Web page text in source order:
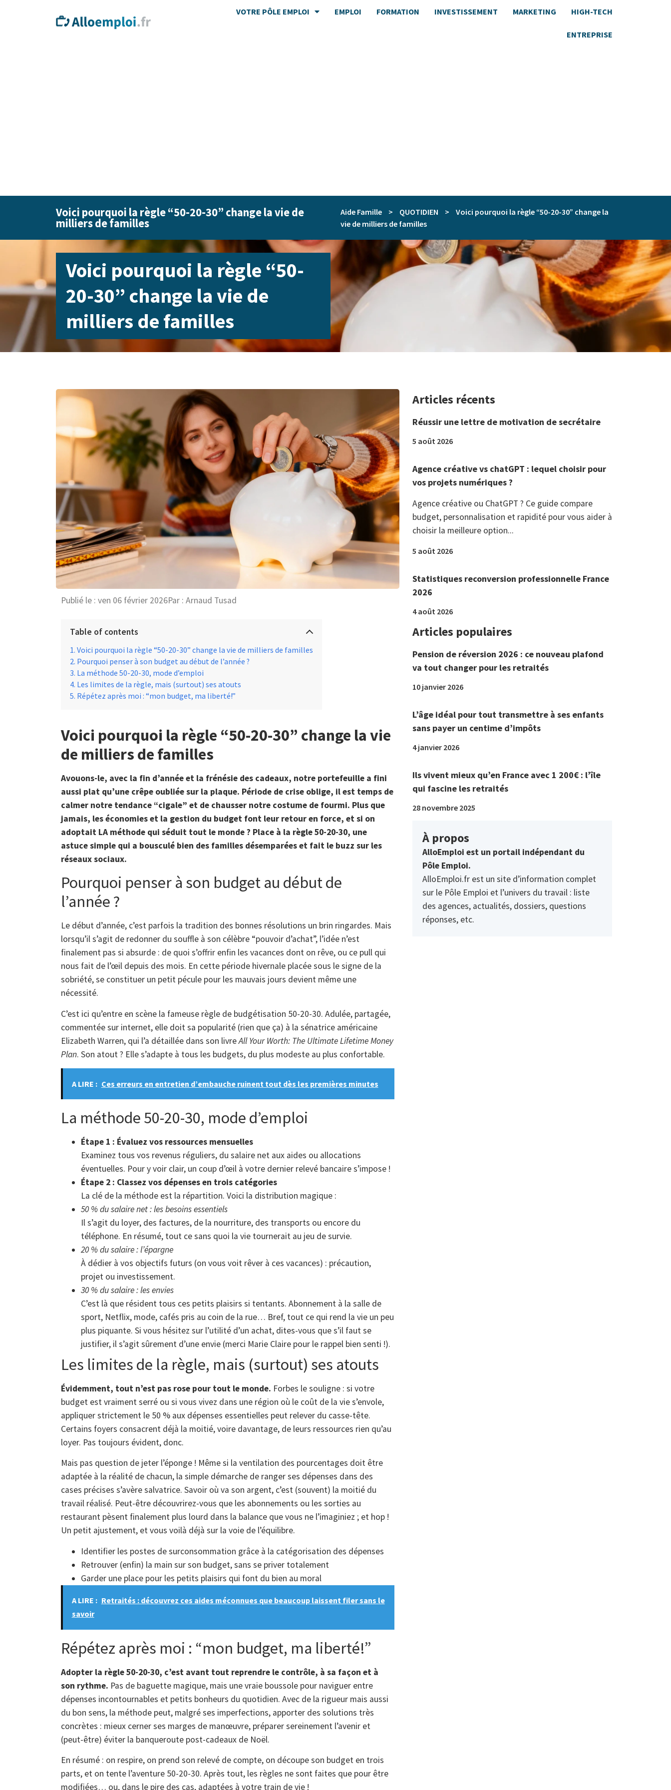
VOTRE PÔLE EMPLOI EMPLOI FORMATION INVESTISSEMENT MARKETING HIGH-TECH
ENTREPRISE
Voici pourquoi la règle “50-20-30” change la vie de
milliers de familles
Aide Famille > QUOTIDIEN >
Voici pourquoi la règle “50-20-30” change la
vie de milliers de familles
Voici pourquoi la règle “50-
20-30” change la vie de
milliers de familles
Publié le : ven 06 février 2026Par : Arnaud Tusad
Table of contents
Voici pourquoi la règle “50-20-30” change la vie de milliers de familles
Pourquoi penser à son budget au début de l’année ?
La méthode 50-20-30, mode d’emploi
Les limites de la règle, mais (surtout) ses atouts
Répétez après moi : “mon budget, ma liberté!”
Voici pourquoi la règle “50-20-30” change la vie
de milliers de familles
Avouons-le, avec la fin d’année et la frénésie des cadeaux, notre portefeuille a fini
aussi plat qu’une crêpe oubliée sur la plaque. Période de crise oblige, il est temps de
calmer notre tendance “cigale” et de chausser notre costume de fourmi. Plus que
jamais, les économies et la gestion du budget font leur retour en force, et si on
adoptait LA méthode qui séduit tout le monde ? Place à la règle 50-20-30, une
astuce simple qui a bousculé bien des familles désemparées et fait le buzz sur les
réseaux sociaux.
Pourquoi penser à son budget au début de
l’année ?
Le début d’année, c’est parfois la tradition des bonnes résolutions un brin ringardes. Mais
lorsqu’il s’agit de redonner du souffle à son célèbre “pouvoir d’achat”, l’idée n’est
finalement pas si absurde : de quoi s’offrir enfin les vacances dont on rêve, ou ce pull qui
nous fait de l’œil depuis des mois. En cette période hivernale placée sous le signe de la
sobriété, se constituer un petit pécule pour les mauvais jours devient même une
nécessité.
C’est ici qu’entre en scène la fameuse règle de budgétisation 50-20-30. Adulée, partagée,
commentée sur internet, elle doit sa popularité (rien que ça) à la sénatrice américaine
Elizabeth Warren, qui l’a détaillée dans son livreAll Your Worth: The Ultimate Lifetime Money
Plan. Son atout ? Elle s’adapte à tous les budgets, du plus modeste au plus confortable.
A LIRE : Ces erreurs en entretien d’embauche ruinent tout dès les premières minutes
La méthode 50-20-30, mode d’emploi
Étape 1 : Évaluez vos ressources mensuelles
Examinez tous vos revenus réguliers, du salaire net aux aides ou allocations
éventuelles. Pour y voir clair, un coup d’œil à votre dernier relevé bancaire s’impose !
Étape 2 : Classez vos dépenses en trois catégories
La clé de la méthode est la répartition. Voici la distribution magique :
50 % du salaire net : les besoins essentiels
Il s’agit du loyer, des factures, de la nourriture, des transports ou encore du
téléphone. En résumé, tout ce sans quoi la vie tournerait au jeu de survie.
20 % du salaire : l’épargne
À dédier à vos objectifs futurs (on vous voit rêver à ces vacances) : précaution,
projet ou investissement.
30 % du salaire : les envies
C’est là que résident tous ces petits plaisirs si tentants. Abonnement à la salle de
sport, Netflix, mode, cafés pris au coin de la rue… Bref, tout ce qui rend la vie un peu
plus piquante. Si vous hésitez sur l’utilité d’un achat, dites-vous que s’il faut se
justifier, il s’agit sûrement d’une envie (merci Marie Claire pour le rappel bien senti !).
Les limites de la règle, mais (surtout) ses atouts
Évidemment, tout n’est pas rose pour tout le monde. Forbes le souligne : si votre
budget est vraiment serré ou si vous vivez dans une région où le coût de la vie s’envole,
appliquer strictement le 50 % aux dépenses essentielles peut relever du casse-tête.
Certains foyers consacrent déjà la moitié, voire davantage, de leurs ressources rien qu’au
loyer. Pas toujours évident, donc.
Mais pas question de jeter l’éponge ! Même si la ventilation des pourcentages doit être
adaptée à la réalité de chacun, la simple démarche de ranger ses dépenses dans des
cases précises s’avère salvatrice. Savoir où va son argent, c’est (souvent) la moitié du
travail réalisé. Peut-être découvrirez-vous que les abonnements ou les sorties au
restaurant pèsent finalement plus lourd dans la balance que vous ne l’imaginiez ; et hop !
Un petit ajustement, et vous voilà déjà sur la voie de l’équilibre.
Identifier les postes de surconsommation grâce à la catégorisation des dépenses
Retrouver (enfin) la main sur son budget, sans se priver totalement
Garder une place pour les petits plaisirs qui font du bien au moral
A LIRE : Retraités : découvrez ces aides méconnues que beaucoup laissent filer sans le
savoir
Répétez après moi : “mon budget, ma liberté!”
Adopter la règle 50-20-30, c’est avant tout reprendre le contrôle, à sa façon et à
son rythme. Pas de baguette magique, mais une vraie boussole pour naviguer entre
dépenses incontournables et petits bonheurs du quotidien. Avec de la rigueur mais aussi
du bon sens, la méthode peut, malgré ses imperfections, apporter des solutions très
concrètes : mieux cerner ses marges de manœuvre, préparer sereinement l’avenir et
(peut-être) éviter la banqueroute post-cadeaux de Noël.
En résumé : on respire, on prend son relevé de compte, on découpe son budget en trois
parts, et on tente l’aventure 50-20-30. Après tout, les règles ne sont faites que pour être
modifiées… ou, dans le pire des cas, adaptées à votre train de vie !
Articles récents
Réussir une lettre de motivation de secrétaire
5 août 2026
Agence créative vs chatGPT : lequel choisir pour
vos projets numériques ?
Agence créative ou ChatGPT ? Ce guide compare
budget, personnalisation et rapidité pour vous aider à
choisir la meilleure option...
5 août 2026
Statistiques reconversion professionnelle France
2026
4 août 2026
Articles populaires
Pension de réversion 2026 : ce nouveau plafond
va tout changer pour les retraités
10 janvier 2026
L’âge idéal pour tout transmettre à ses enfants
sans payer un centime d’impôts
4 janvier 2026
Ils vivent mieux qu’en France avec 1 200€ : l’île
qui fascine les retraités
28 novembre 2025
À propos
AlloEmploi est un portail indépendant du
Pôle Emploi.
AlloEmploi.fr est un site d’information complet
sur le Pôle Emploi et l’univers du travail : liste
des agences, actualités, dossiers, questions
réponses, etc.